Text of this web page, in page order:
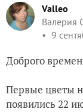
Valleo
Валерия
9
Доброго
Первые цветы
появились 22